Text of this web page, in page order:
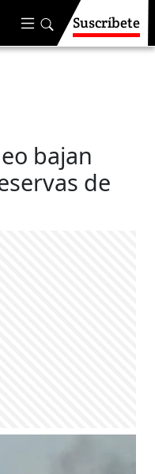
Suscríbete
bajan
de